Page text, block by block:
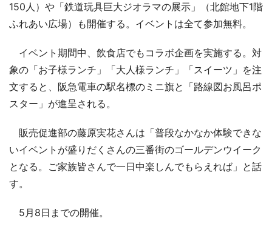
150人）や「鉄道玩具巨大ジオラマの展示」（北館地下1階
ふれあい広場）も開催する。イベントは全て参加無料。
イベント期間中、飲食店でもコラボ企画を実施する。対
象の「お子様ランチ」「大人様ランチ」「スイーツ」を注
文すると、阪急電車の駅名標のミニ旗と「路線図お風呂ポ
スター」が進呈される。
販売促進部の藤原実花さんは「普段なかなか体験できな
いイベントが盛りだくさんの三番街のゴールデンウイーク
となる。ご家族皆さんで一日中楽しんでもらえれば」と話
す。
5月8日までの開催。